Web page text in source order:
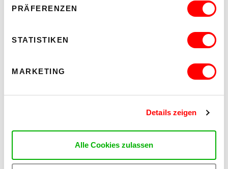
PRÄFERENZEN
STATISTIKEN
MARKETING
Details zeigen
Alle Cookies zulassen
IntAkt Galerie